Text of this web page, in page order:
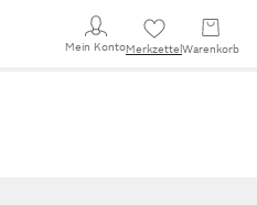
Mein KontoMerkzettel Warenkorb